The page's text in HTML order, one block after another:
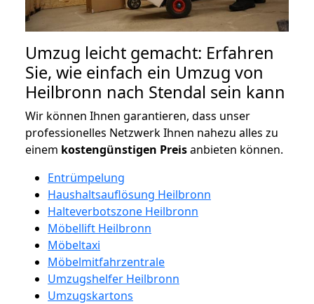
Umzug leicht gemacht: Erfahren
Sie, wie einfach ein Umzug von
Heilbronn nach Stendal sein kann
Wir können Ihnen garantieren, dass unser
professionelles Netzwerk Ihnen nahezu alles zu
einem kostengünstigen Preisanbieten können.
Entrümpelung
Haushaltsauflösung Heilbronn
Halteverbotszone Heilbronn
Möbellift Heilbronn
Möbeltaxi
Möbelmitfahrzentrale
Umzugshelfer Heilbronn
Umzugskartons